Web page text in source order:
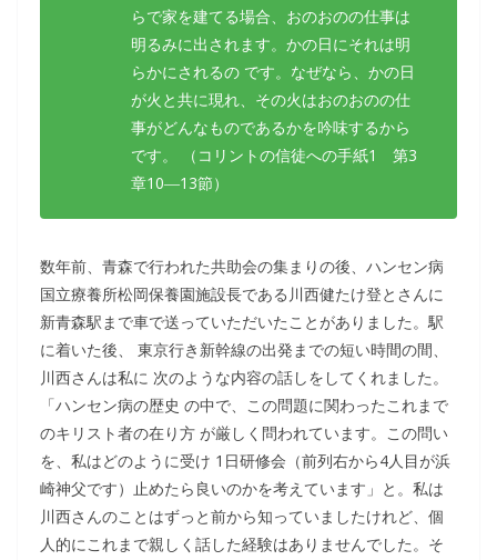
らで家を建てる場合、おのおのの仕事は
明るみに出されます。かの日にそれは明
らかにされるの です。なぜなら、かの日
が火と共に現れ、その火はおのおのの仕
事がどんなものであるかを吟味するから
です。 （コリントの信徒への手紙1 第3
章10―13節）
数年前、青森で行われた共助会の集まりの後、ハンセン病
国立療養所松岡保養園施設長である川西健たけ登とさんに
新青森駅まで車で送っていただいたことがありました。駅
に着いた後、 東京行き新幹線の出発までの短い時間の間、
川西さんは私に 次のような内容の話しをしてくれました。
「ハンセン病の歴史 の中で、この問題に関わったこれまで
のキリスト者の在り方 が厳しく問われています。この問い
を、私はどのように受け 1日研修会（前列右から4人目が浜
崎神父です）止めたら良いのかを考えています」と。私は
川西さんのことはずっと前から知っていましたけれど、個
人的にこれまで親しく話した経験はありませんでした。そ